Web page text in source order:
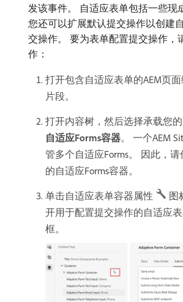
发该事件。 自适应表单包括一些现
您还可以扩展默认提交操作以创建
交操作。 要为表单配置提交操作，
作：
打开包含自适应表单的AEM页
片段。
打开内容树，然后选择承载您
自适应Forms容器。 一个AEM
管多个自适应Forms。 因此，
的自适应Forms容器。
单击自适应表单容器属性
图
开用于配置提交操作的自适应
框。